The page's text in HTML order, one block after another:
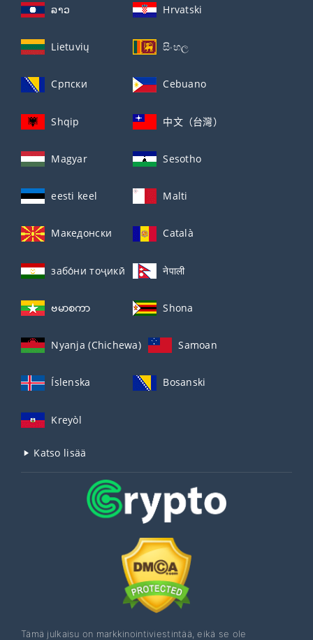
ລາວ Hrvatski
Lietuvių සිංහල
Српски Cebuano
Shqip 中文（台灣）
Magyar Sesotho
eesti keel Malti
Македонски Català
забо́ни тоҷикӣ́ नेपाली
ဗမာစကာ Shona
Nyanja (Chichewa) Samoan
Íslenska Bosanski
Kreyòl
Katso lisää
Tämä julkaisu on markkinointiviestintää, eikä se ole